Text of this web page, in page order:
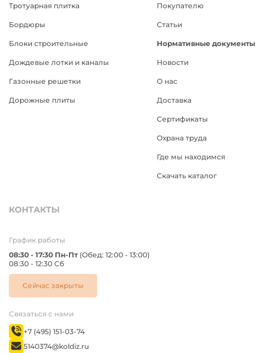
Тротуарная плитка
Бордюры
Блоки строительные
Дождевые лотки и каналы
Газонные решетки
Дорожные плиты
Покупателю
Статьи
Нормативные документы
Новости
О нас
Доставка
Сертификаты
Охрана труда
Где мы находимся
Скачать каталог
КОНТАКТЫ
График работы
08:30 - 17:30 Пн-Пт (Обед: 12:00 - 13:00)
08:30 - 12:30 Сб
Сейчас закрыты
Связаться с нами
+7 (495) 151-03-74
5140374@koldiz.ru